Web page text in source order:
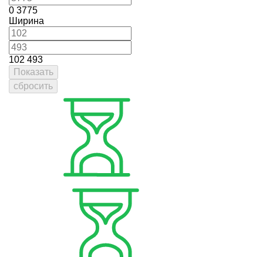
0 3775
Ширина
102 493
Показать
сбросить